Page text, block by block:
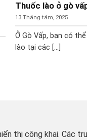
Thuốc lào ở gò
13 Tháng tám, 2025
Ở Gò Vấp, bạn có
lào tại các [...]
thị công khai. Các